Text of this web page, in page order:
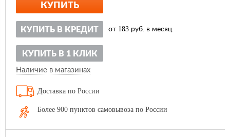
КУПИТЬ
КУПИТЬ В КРЕДИТ от 183 руб. в месяц
КУПИТЬ В 1 КЛИК
Наличие в магазинах
Доставка по России
Более 900 пунктов самовывоза по России